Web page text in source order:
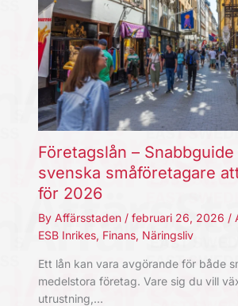
Företagslån –
svenska småföretagare
för 2026
By Affärsstaden / februari 26, 2026 /
ESB Inrikes, Finans, Näringsliv
Ett lån kan vara avgörande för både
medelstora företag. Vare sig du vill
utrustning,…